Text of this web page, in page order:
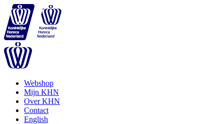
Webshop
Mijn KHN
Over KHN
Contact
English